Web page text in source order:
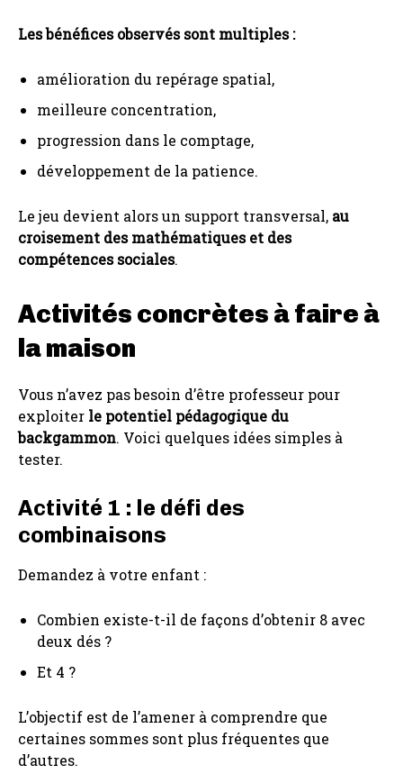
Les bénéfices observés sont multiples :
amélioration du repérage spatial,
meilleure concentration,
progression dans le comptage,
développement de la patience.
Le jeu devient alors un support transversal, au
croisement des mathématiques et des
compétences sociales.
Activités concrètes à faire à
la maison
Vous n’avez pas besoin d’être professeur pour
exploiter le potentiel pédagogique du
backgammon. Voici quelques idées simples à
tester.
Activité 1 : le défi des
combinaisons
Demandez à votre enfant :
Combien existe-t-il de façons d’obtenir 8 avec
deux dés ?
Et 4 ?
L’objectif est de l’amener à comprendre que
certaines sommes sont plus fréquentes que
d’autres.